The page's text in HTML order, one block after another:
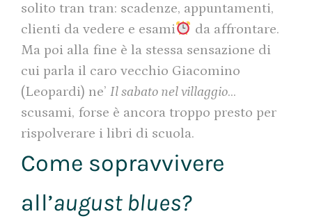
solito tran tran: scadenze, appuntamenti,
clienti da vedere e esami
da affrontare.
Ma poi alla fine è la stessa sensazione di
cui parla il caro vecchio Giacomino
(Leopardi) ne’ Il sabato nel villaggio…
scusami, forse è ancora troppo presto per
rispolverare i libri di scuola.
Come sopravvivere
all’august blues?